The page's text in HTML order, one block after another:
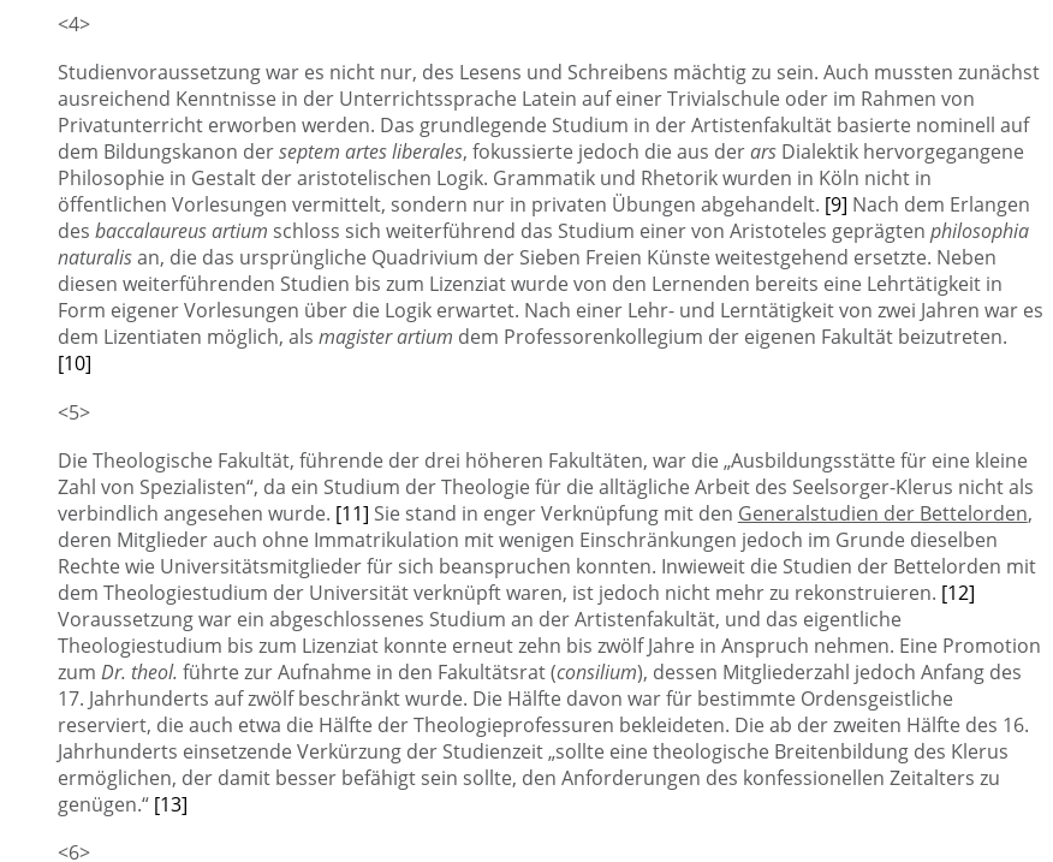
<4>
Studienvoraussetzung war es nicht nur, des Lesens und Schreibens mächtig zu sein. Auch mussten zunächst
ausreichend Kenntnisse in der Unterrichtssprache Latein auf einer Trivialschule oder im Rahmen von
Privatunterricht erworben werden. Das grundlegende Studium in der Artistenfakultät basierte nominell auf
dem Bildungskanon derseptem artes liberales, fokussierte jedoch die aus derarsDialektik hervorgegangene
Philosophie in Gestalt der aristotelischen Logik. Grammatik und Rhetorik wurden in Köln nicht in
öffentlichen Vorlesungen vermittelt, sondern nur in privaten Übungen abgehandelt. [9] Nach dem Erlangen
des baccalaureus artium schloss sich weiterführend das Studium einer von Aristoteles geprägten philosophia
naturalisan, die das ursprüngliche Quadrivium der Sieben Freien Künste weitestgehend ersetzte. Neben
diesen weiterführenden Studien bis zum Lizenziat wurde von den Lernenden bereits eine Lehrtätigkeit in
Form eigener Vorlesungen über die Logik erwartet. Nach einer Lehr- und Lerntätigkeit von zwei Jahren war es
dem Lizentiaten möglich, als magister artium dem Professorenkollegium der eigenen Fakultät beizutreten.
[10]
<5>
Die Theologische Fakultät, führende der drei höheren Fakultäten, war die „Ausbildungsstätte für eine kleine
Zahl von Spezialisten“, da ein Studium der Theologie für die alltägliche Arbeit des Seelsorger-Klerus nicht als
verbindlich angesehen wurde. [11] Sie stand in enger Verknüpfung mit den Generalstudien der Bettelorden,
deren Mitglieder auch ohne Immatrikulation mit wenigen Einschränkungen jedoch im Grunde dieselben
Rechte wie Universitätsmitglieder für sich beanspruchen konnten. Inwieweit die Studien der Bettelorden mit
dem Theologiestudium der Universität verknüpft waren, ist jedoch nicht mehr zu rekonstruieren. [12]
Voraussetzung war ein abgeschlossenes Studium an der Artistenfakultät, und das eigentliche
Theologiestudium bis zum Lizenziat konnte erneut zehn bis zwölf Jahre in Anspruch nehmen. Eine Promotion
zum Dr. theol. führte zur Aufnahme in den Fakultätsrat (consilium), dessen Mitgliederzahl jedoch Anfang des
17. Jahrhunderts auf zwölf beschränkt wurde. Die Hälfte davon war für bestimmte Ordensgeistliche
reserviert, die auch etwa die Hälfte der Theologieprofessuren bekleideten. Die ab der zweiten Hälfte des 16.
Jahrhunderts einsetzende Verkürzung der Studienzeit „sollte eine theologische Breitenbildung des Klerus
ermöglichen, der damit besser befähigt sein sollte, den Anforderungen des konfessionellen Zeitalters zu
genügen.“ [13]
<6>